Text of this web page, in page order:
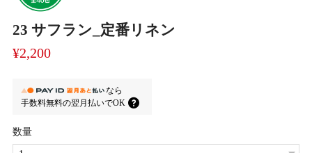
23 サフラン_定番リネン
¥2,200
なら
手数料無料の翌月払いでOK
数量